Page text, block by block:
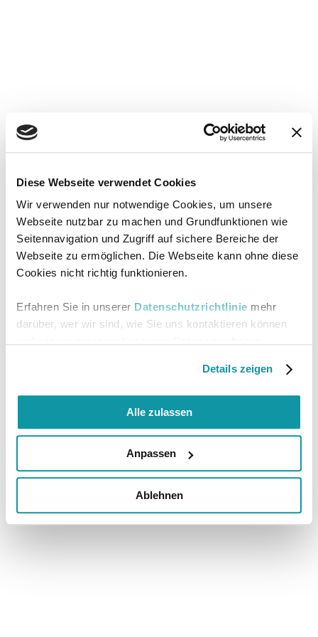
Diese Webseite verwendet Cookies
Wir verwenden nur notwendige Cookies, um unsere
Webseite nutzbar zu machen und Grundfunktionen wie
Seitennavigation und Zugriff auf sichere Bereiche der
Webseite zu ermöglichen. Die Webseite kann ohne diese
Cookies nicht richtig funktionieren.
Erfahren Sie in unserer Datenschutzrichtlinie mehr
darüber, wer wir sind, wie Sie uns kontaktieren können
Details zeigen
Alle zulassen
Anpassen
Ablehnen